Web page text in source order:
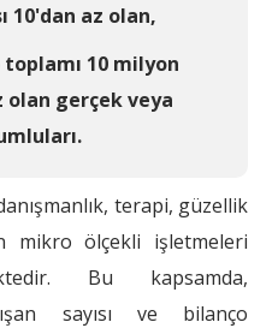
10'dan az olan,
10 milyon
olan gerçek veya
terapi, güzellik
mikro ölçekli işletmeleri
Bu kapsamda,
sayısı ve bilanço